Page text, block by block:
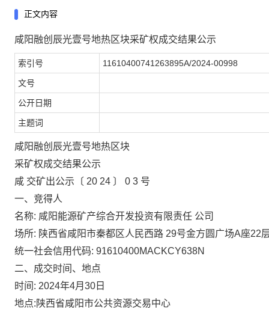
正文内容
咸阳融创辰光壹号地热区块采矿权成交结果公示
索引号 11610400741263895A/2024-00998
文号
公开日期
主题词
咸阳融创辰光壹号地热区块
采矿权成交结果公示
咸 交矿出公示〔 20 24 〕 0 3 号
一、竞得人
名称: 咸阳能源矿产综合开发投资有限责任 公司
场所: 陕西省咸阳市秦都区人民西路 29号金方圆广场A座22
统一社会信用代码: 91610400MACKCY638N
二、成交时间、地点
时间: 2024年4月30日
地点:陕西省咸阳市公共资源交易中心